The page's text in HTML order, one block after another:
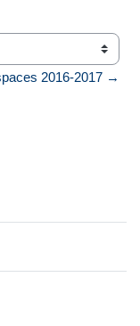
2016-2017 →